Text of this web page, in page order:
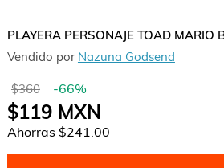
PLAYERA PERSONAJE TOAD MARIO
Vendido por Nazuna Godsend
$360 -66%
$119MXN
Ahorras $241.00